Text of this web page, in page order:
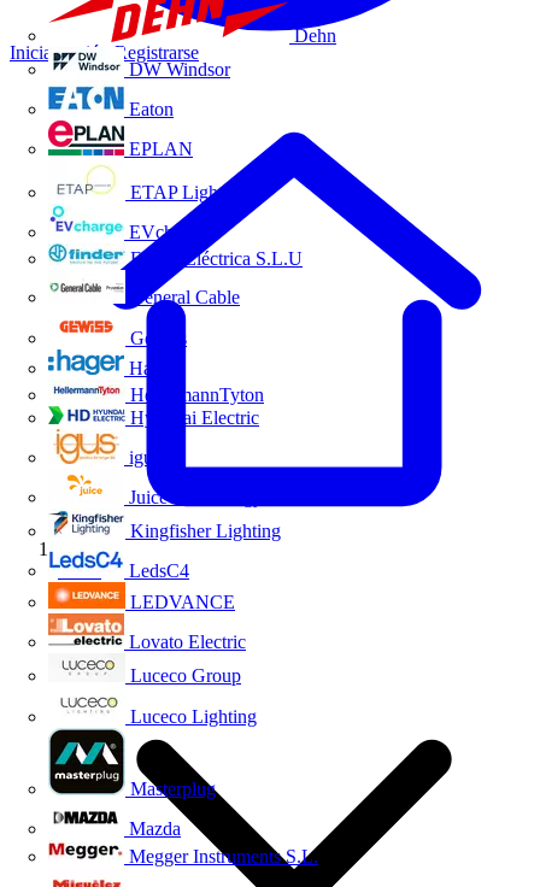
Dehn
DW Windsor
Eaton
EPLAN
ETAP Lighting
EVcharge
Finder Eléctrica S.L.U
General Cable
Gewiss
Hager
HellermannTyton
Hyundai Electric
igus
Juice Technology
Kingfisher Lighting
LedsC4
LEDVANCE
Lovato Electric
Luceco Group
Luceco Lighting
Masterplug
Mazda
Megger Instruments S.L.
Iniciar sesión Registrarse
Inicio